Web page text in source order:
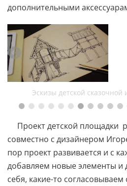
дополнительными
Эскизы детской
Проект детской площадки
совместно с дизайнером
пор проект развивается и с
добавляем новые элементы и
себя, какие-то согласовываем